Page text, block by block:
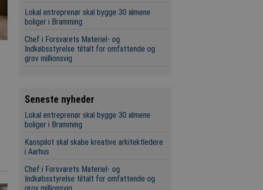
Lokal entreprenør skal bygge 30 almene
boliger i Bramming
Chef i Forsvarets Materiel- og
Indkøbsstyrelse tiltalt for omfattende og
grov millionsvig
Seneste nyheder
Lokal entreprenør skal bygge 30 almene
boliger i Bramming
Kaospilot skal skabe kreative arkitektledere
i Aarhus
Chef i Forsvarets Materiel- og
Indkøbsstyrelse tiltalt for omfattende og
grov millionsvig